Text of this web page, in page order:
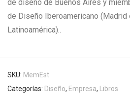
de diseño de Buenos Aires y
de Diseño Iberoamericano (Madrid
Latinoamérica)..
SKU: MemEst
Categorías: Diseño, Empresa, Libros